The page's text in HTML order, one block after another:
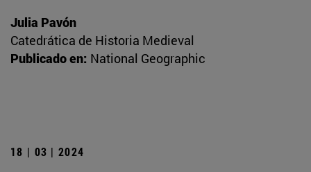
Julia Pavón
Catedrática de Historia Medieval
Publicado en: National Geographic
18 | 03 | 2024